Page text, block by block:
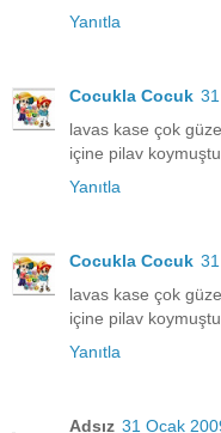
Yanıtla
Cocukla Cocuk
lavas kase çok
içine pilav
Yanıtla
Cocukla Cocuk
lavas kase çok
içine pilav
Yanıtla
Adsız 31 Ocak